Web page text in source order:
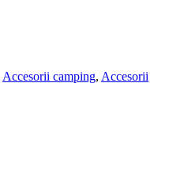
Accesorii camping, Accesorii